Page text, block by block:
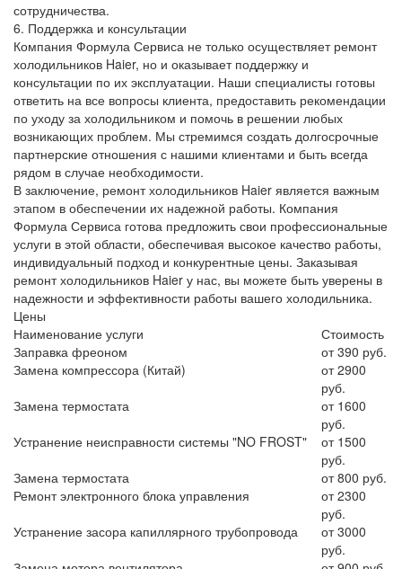
сотрудничества.
6. Поддержка и консультации
Компания Формула Сервиса не только осуществляет ремонт
холодильников Haier, но и оказывает поддержку и
консультации по их эксплуатации. Наши специалисты готовы
ответить на все вопросы клиента, предоставить рекомендации
по уходу за холодильником и помочь в решении любых
возникающих проблем. Мы стремимся создать долгосрочные
партнерские отношения с нашими клиентами и быть всегда
рядом в случае необходимости.
В заключение, ремонт холодильников Haier является важным
этапом в обеспечении их надежной работы. Компания
Формула Сервиса готова предложить свои профессиональные
услуги в этой области, обеспечивая высокое качество работы,
индивидуальный подход и конкурентные цены. Заказывая
ремонт холодильников Haier у нас, вы можете быть уверены в
надежности и эффективности работы вашего холодильника.
Цены
Наименование услуги
Стоимость
Заправка фреоном
от 390 руб.
Замена компрессора (Китай)
от 2900
руб.
Замена термостата
от 1600
руб.
Устранение неисправности системы "NO FROST"
от 1500
руб.
Замена термостата
от 800 руб.
Ремонт электронного блока управления
от 2300
руб.
Устранение засора капиллярного трубопровода
от 3000
руб.